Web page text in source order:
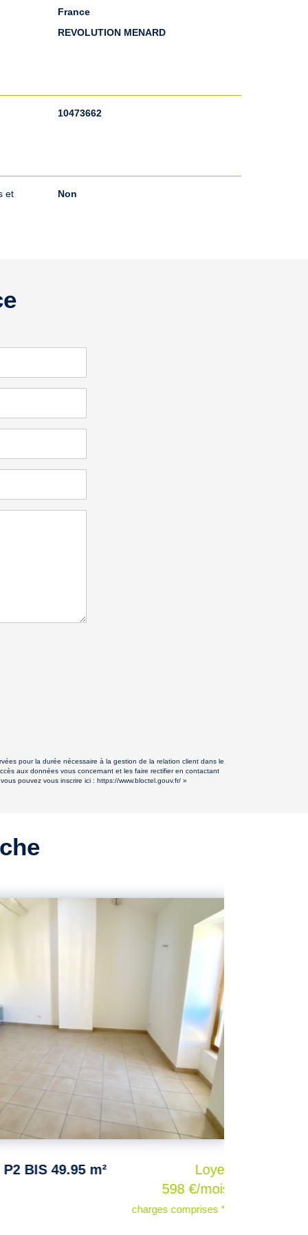
France
REVOLUTION MENARD
10473662
et Non
pour la durée nécessaire à la gestion de la relation client dans le
aux données vous concernant et les faire rectifier en contactant
pouvez vous inscrire ici : https://www.bloctel.gouv.fr/ »
49.95 m²
Loyer
598 €/mois
charges comprises **